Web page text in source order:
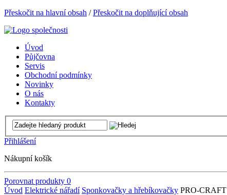
Přeskočit na hlavní obsah /Přeskočit na doplňující obsah
Úvod
Půjčovna
Servis
Obchodní podmínky
Novinky
O nás
Kontakty
Přihlášení
Nákupní košík
Porovnat produkty 0
Úvod Elektrické nářadí Sponkovačky a hřebíkovačky PRO-CRAFT